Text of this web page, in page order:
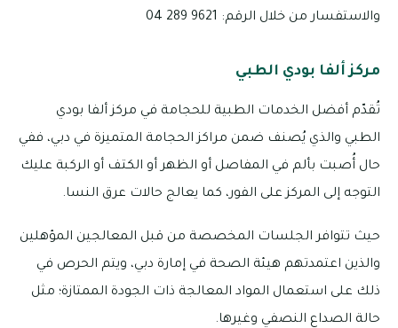
والاستفسار من خلال الرقم: 9621 289 04
مركز ألفا بودي الطبي
تُقدّم أفضل الخدمات الطبية للحجامة في مركز ألفا بودي
الطبي والذي يُصنف ضمن مراكز الحجامة المتميزة في دبي، ففي
حال أُصبت بألم في المفاصل أو الظهر أو الكتف أو الركبة عليك
التوجه إلى المركز على الفور، كما يعالج حالات عرق النسا.
حيث تتوافر الجلسات المخصصة من قبل المعالجين المؤهلين
والذين اعتمدتهم هيئة الصحة في إمارة دبي، ويتم الحرص في
ذلك على استعمال المواد المعالجة ذات الجودة الممتازة؛ مثل
حالة الصداع النصفي وغيرها.